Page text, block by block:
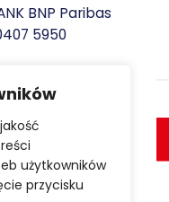
użytkowników
przycisku
BNP Paribas
5950